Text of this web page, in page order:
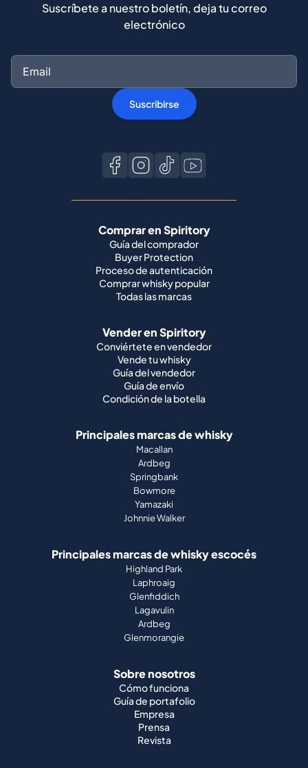
Suscríbete a nuestro boletín, deja tu correo
electrónico
Suscribirse
Comprar en Spiritory
Guía del comprador
Buyer Protection
Proceso de autenticación
Comprar whisky popular
Todas las marcas
Vender en Spiritory
Conviértete en vendedor
Vende tu whisky
Guía del vendedor
Guía de envío
Condición de la botella
Principales marcas de whisky
Macallan
Ardbeg
Springbank
Bowmore
Yamazaki
Johnnie Walker
Principales marcas de whisky escocés
Highland Park
Laphroaig
Glenfiddich
Lagavulin
Ardbeg
Glenmorangie
Sobre nosotros
Cómo funciona
Guía de portafolio
Empresa
Prensa
Revista